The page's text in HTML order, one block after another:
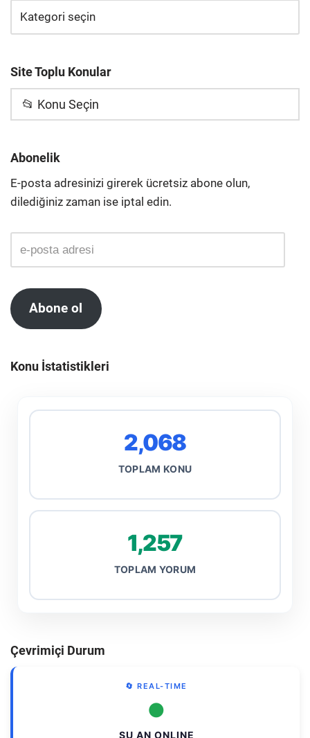
Site Toplu Konular
📂 Konu Seçin
Abonelik
E-posta adresinizi girerek ücretsiz abone olun,
dilediğiniz zaman ise iptal edin.
Abone ol
Konu İstatistikleri
2,068
TOPLAM KONU
1,257
TOPLAM YORUM
Çevrimiçi Durum
🔄 REAL-TIME
●
ŞU AN ONLINE